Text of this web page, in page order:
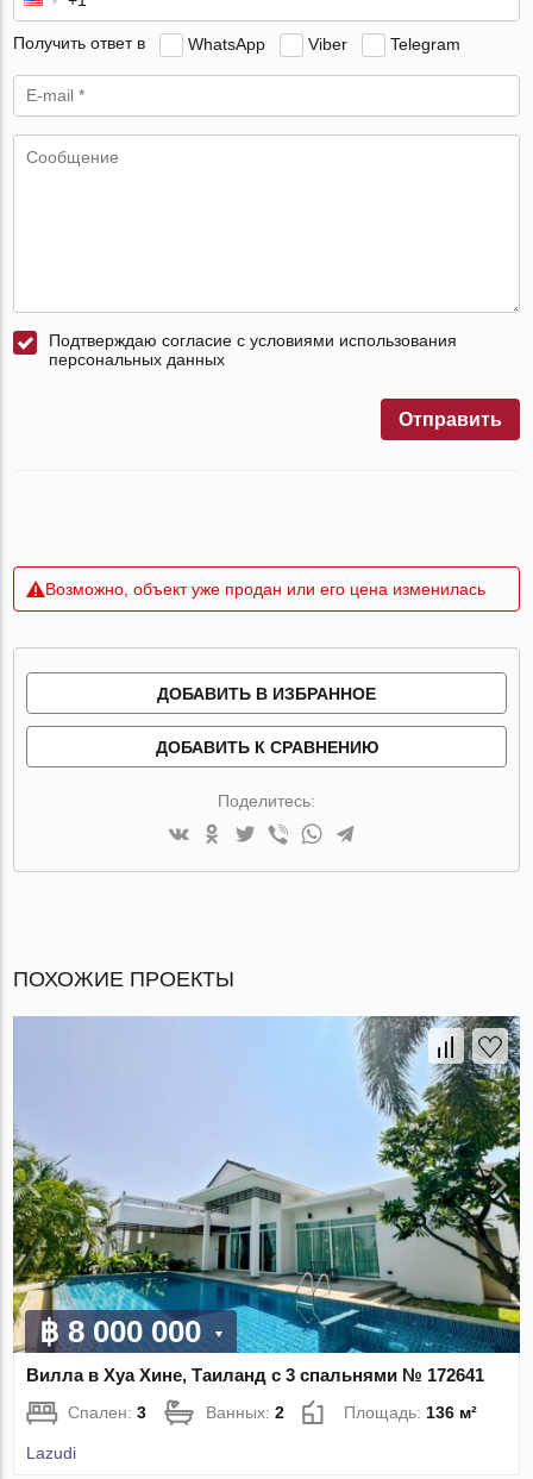
Получить ответ в WhatsApp Viber Telegram
Подтверждаю согласие с условиями использования
персональных данных
Отправить
Возможно, объект уже продан или его цена изменилась
ДОБАВИТЬ В ИЗБРАННОЕ
ДОБАВИТЬ К СРАВНЕНИЮ
Поделитесь:
ПОХОЖИЕ ПРОЕКТЫ
฿ 8 000 000
Вилла в Хуа Хине, Таиланд с 3 спальнями № 172641
Спален:3 Ванных:2 Площадь:136 м²
Lazudi